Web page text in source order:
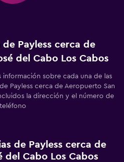
Payless cerca de
del Cabo Los Cabos
sobre cada una de las
Payless cerca de Aeropuerto San
la dirección y el número de
teléfono
de Payless cerca de
del Cabo Los Cabos